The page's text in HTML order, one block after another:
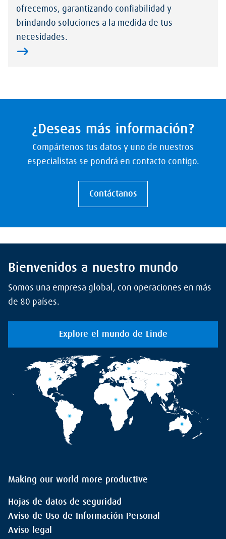
ofrecemos, garantizando confiabilidad y
brindando soluciones a la medida de tus
necesidades.
¿Deseas más información?
Compártenos tus datos y uno de nuestros
especialistas se pondrá en contacto contigo.
Contáctanos
Bienvenidos a nuestro mundo
Somos una empresa global, con operaciones en más
de 80 países.
Explore el mundo de Linde
Making our world more productive
Hojas de datos de seguridad
Aviso de Uso de Información Personal
Aviso legal